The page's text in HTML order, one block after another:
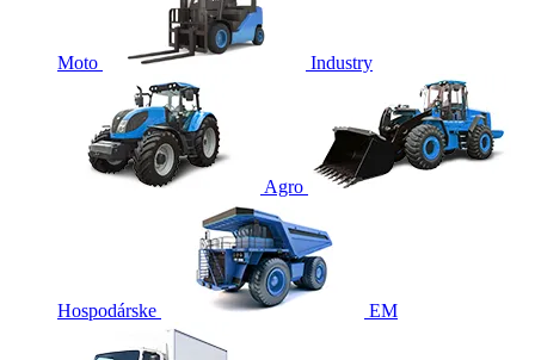
Moto Industry
Agro
Hospodárske EM